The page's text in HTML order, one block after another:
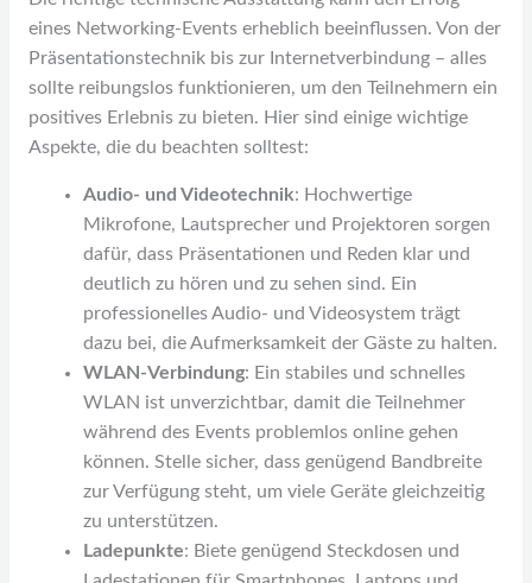
eines Networking-Events erheblich beeinflussen. Von der
Präsentationstechnik bis zur Internetverbindung – alles
sollte reibungslos funktionieren, um den Teilnehmern ein
positives Erlebnis zu bieten. Hier sind einige wichtige
Aspekte, die du beachten solltest:
Audio- und Videotechnik: Hochwertige
Mikrofone, Lautsprecher und Projektoren sorgen
dafür, dass Präsentationen und Reden klar und
deutlich zu hören und zu sehen sind. Ein
professionelles Audio- und Videosystem trägt
dazu bei, die Aufmerksamkeit der Gäste zu halten.
WLAN-Verbindung: Ein stabiles und schnelles
WLAN ist unverzichtbar, damit die Teilnehmer
während des Events problemlos online gehen
können. Stelle sicher, dass genügend Bandbreite
zur Verfügung steht, um viele Geräte gleichzeitig
zu unterstützen.
Ladepunkte: Biete genügend Steckdosen und